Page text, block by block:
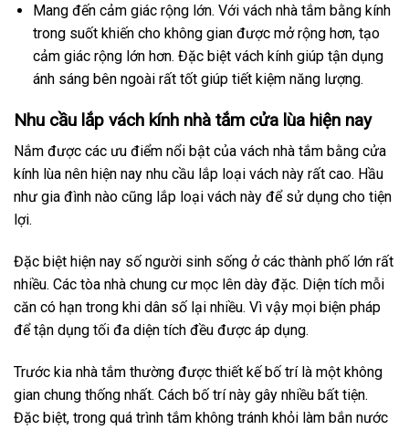
Mang đến cảm giác rộng lớn. Với vách nhà tắm bằng kính
trong suốt khiến cho không gian được mở rộng hơn, tạo
cảm giác rộng lớn hơn. Đặc biệt vách kính giúp tận dụng
ánh sáng bên ngoài rất tốt giúp tiết kiệm năng lượng.
Nhu cầu lắp vách kính nhà tắm cửa lùa hiện nay
Nắm được các ưu điểm nổi bật của vách nhà tắm bằng cửa
kính lùa nên hiện nay nhu cầu lắp loại vách này rất cao. Hầu
như gia đình nào cũng lắp loại vách này để sử dụng cho tiện
lợi.
Đặc biệt hiện nay số người sinh sống ở các thành phố lớn rất
nhiều. Các tòa nhà chung cư mọc lên dày đặc. Diện tích mỗi
căn có hạn trong khi dân số lại nhiều. Vì vậy mọi biện pháp
để tận dụng tối đa diện tích đều được áp dụng.
Trước kia nhà tắm thường được thiết kế bố trí là một không
gian chung thống nhất. Cách bố trí này gây nhiều bất tiện.
Đặc biệt, trong quá trình tắm không tránh khỏi làm bắn nước